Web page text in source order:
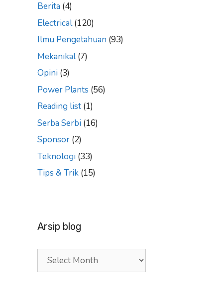
Berita (4)
Electrical(120)
Ilmu Pengetahuan (93)
Mekanikal(7)
Opini (3)
Power Plants (56)
Reading list (1)
Serba Serbi (16)
Sponsor (2)
Teknologi (33)
Tips & Trik (15)
Arsip blog
Arsip
blog